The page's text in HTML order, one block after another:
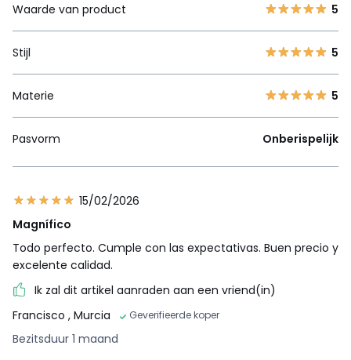
Waarde van product
5
Stijl 5
Materie 5
Pasvorm Onberispelijk
15/02/2026
Magnífico
Todo perfecto. Cumple con las expectativas. Buen precio y
excelente calidad.
Ik zal dit artikel aanraden aan een vriend(in)
Francisco , Murcia Geverifieerde koper
Bezitsduur 1 maand